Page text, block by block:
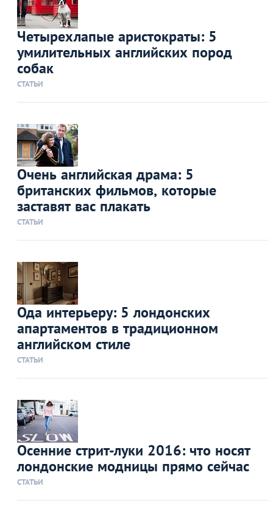
Четырехлапые аристократы: 5
умилительных английских пород
собак
СТАТЬИ
Очень английская драма: 5
британских фильмов, которые
заставят вас плакать
СТАТЬИ
Ода интерьеру: 5 лондонских
апартаментов в традиционном
английском стиле
СТАТЬИ
Осенние стрит-луки 2016: что носят
лондонские модницы прямо сейчас
СТАТЬИ